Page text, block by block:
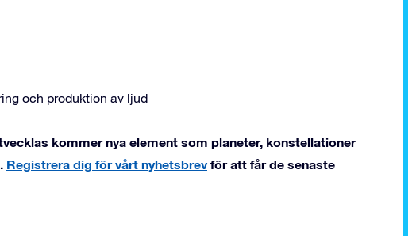
och produktion av ljud
kommer nya element som planeter, konstellationer
Registrera dig för vårt nyhetsbrev för att får de senaste